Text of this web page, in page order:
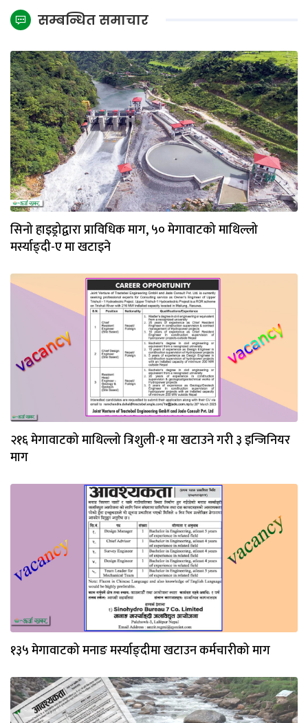
सम्बन्धित समाचार
सिनो हाइड्रोद्वारा प्राविधिक माग, ५० मेगावाटको माथिल्लो
मर्स्याङ्दी-ए मा खटाइने
२१६ मेगावाटको माथिल्लो त्रिशुली-१ मा खटाउने गरी ३ इन्जिनियर
माग
१३५ मेगावाटको मनाङ मर्स्याङ्दीमा खटाउन कर्मचारीको माग